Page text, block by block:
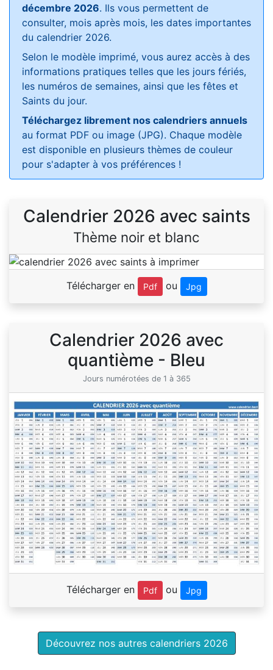
décembre 2026. Ils vous permettent de
consulter, mois après mois, les dates importantes
du calendrier 2026.
Selon le modèle imprimé, vous aurez accès à des
informations pratiques telles que les jours fériés,
les numéros de semaines, ainsi que les fêtes et
Saints du jour.
Téléchargez librement nos calendriers annuels
au format PDF ou image (JPG). Chaque modèle
est disponible en plusieurs thèmes de couleur
pour s'adapter à vos préférences !
Calendrier 2026 avec saints
Thème noir et blanc
Télécharger en Pdf ou Jpg
Calendrier 2026 avec
quantième - Bleu
Jours numérotées de 1 à 365
Télécharger en Pdf ou Jpg
Découvrez nos autres calendriers 2026